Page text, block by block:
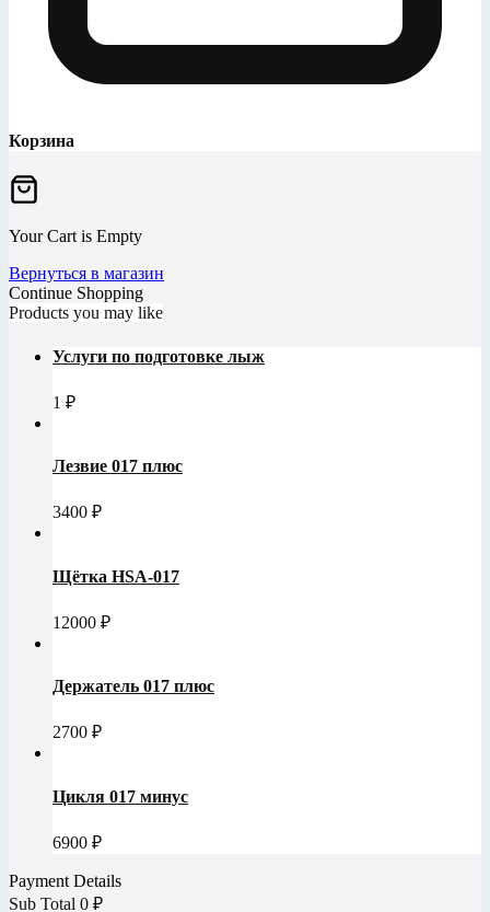
Корзина
Your Cart is Empty
Вернуться в магазин
Continue Shopping
Products you may like
Услуги по подготовке лыж
1 ₽
Лезвие 017 плюс
3400 ₽
Щётка HSA-017
12000 ₽
Держатель 017 плюс
2700 ₽
Цикля 017 минус
6900 ₽
Payment Details
Sub Total 0 ₽